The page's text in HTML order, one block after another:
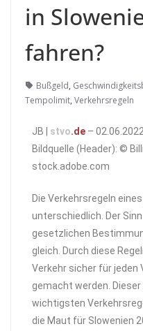
in
fahren?
Bußgeld,
Tempolimit, Verkehrsregeln
JB | stvo.de – 02.06.2022
Bildquelle (Header): ©
stock.adobe.com
Die Verkehrsregeln
unterschiedlich. Der
gesetzlichen
gleich. Durch diese
Verkehr sicher für jeden
gemacht werden.
wichtigsten
die Maut für Slowenien